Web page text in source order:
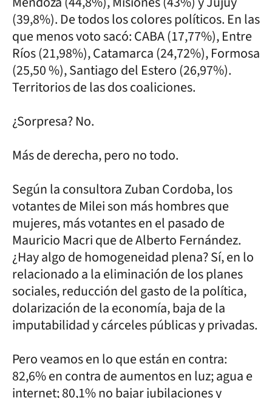
(39,8%). De todos los colores políticos. En las
que menos voto sacó: CABA (17,77%), Entre
Ríos (21,98%), Catamarca (24,72%), Formosa
(25,50 %), Santiago del Estero (26,97%).
Territorios de las dos coaliciones.
¿Sorpresa? No.
Más de derecha, pero no todo.
Según la consultora Zuban Cordoba, los
votantes de Milei son más hombres que
mujeres, más votantes en el pasado de
Mauricio Macri que de Alberto Fernández.
¿Hay algo de homogeneidad plena? Sí, en lo
relacionado a la eliminación de los planes
sociales, reducción del gasto de la política,
dolarización de la economía, baja de la
imputabilidad y cárceles públicas y privadas.
Pero veamos en lo que están en contra:
82,6% en contra de aumentos en luz; agua e
internet; 80,1% no bajar jubilaciones y